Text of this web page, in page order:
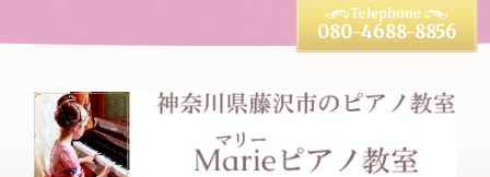
080-4688-8856